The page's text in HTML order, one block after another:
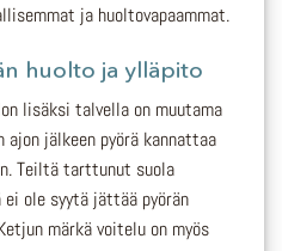
ja huoltovapaammat.
huolto ja ylläpito
lisäksi talvella on muutama
ajon jälkeen pyörä kannattaa
Teiltä tarttunut suola
ole syytä jättää pyörän
märkä voitelu on myös